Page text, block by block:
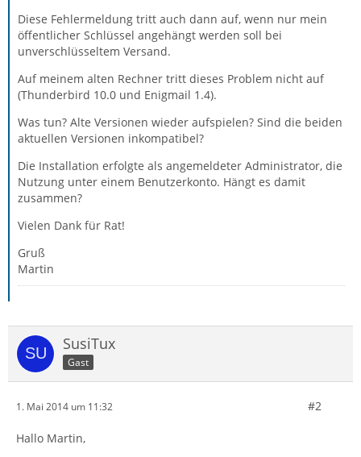
Diese Fehlermeldung tritt auch dann auf, wenn nur mein
öffentlicher Schlüssel angehängt werden soll bei
unverschlüsseltem Versand.
Auf meinem alten Rechner tritt dieses Problem nicht auf
(Thunderbird 10.0 und Enigmail 1.4).
Was tun? Alte Versionen wieder aufspielen? Sind die beiden
aktuellen Versionen inkompatibel?
Die Installation erfolgte als angemeldeter Administrator, die
Nutzung unter einem Benutzerkonto. Hängt es damit
zusammen?
Vielen Dank für Rat!
Gruß
Martin
SusiTux
Gast
1. Mai 2014 um 11:32 #2
Hallo Martin,